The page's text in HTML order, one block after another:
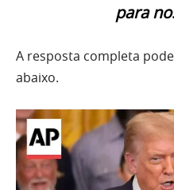
para
A resposta completa
abaixo.